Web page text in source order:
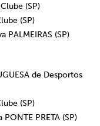
(SP)
(SP)
PALMEIRAS (SP)
de Desportos
(SP)
PRETA (SP)